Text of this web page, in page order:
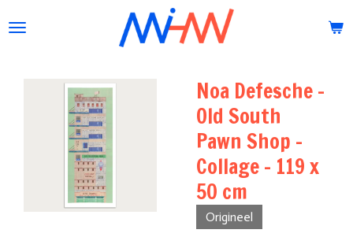
direct
hoofdinhoud
Noa Defesche -
Old South
Pawn Shop -
Collage - 119 x
50 cm
Origineel